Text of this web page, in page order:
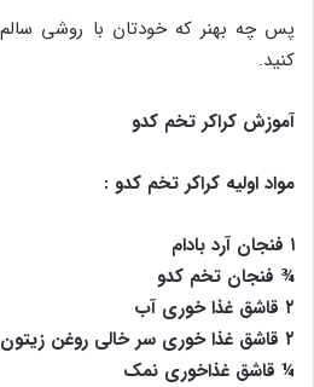
پس چه بهنر که خودتان با روشی
کنید.
آموزش کراکر تخم کدو
مواد اولیه کراکر تخم کدو :
۱ فنجان آرد بادام
¾ فنجان تخم کدو
۲ قاشق غذا خوری آب
۲ قاشق غذا خوری سر خالی روغن زیتون
¼ قاشق غذاخوری نمک